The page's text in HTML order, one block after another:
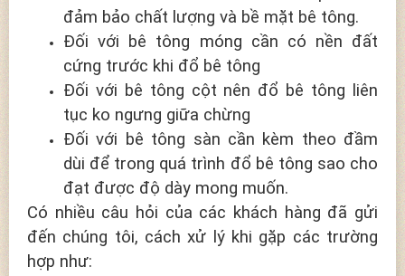
đảm bảo chất lượng và bề mặt bê tông.
Đối với bê tông móng cần có nền đất
cứng trước khi đổ bê tông
Đối với bê tông cột nên đổ bê tông liên
tục ko ngưng giữa chừng
Đối với bê tông sàn cần kèm theo đầm
dùi để trong quá trình đổ bê tông sao cho
đạt được độ dày mong muốn.
Có nhiều câu hỏi của các khách hàng đã gửi
đến chúng tôi, cách xử lý khi gặp các trường
hợp như: